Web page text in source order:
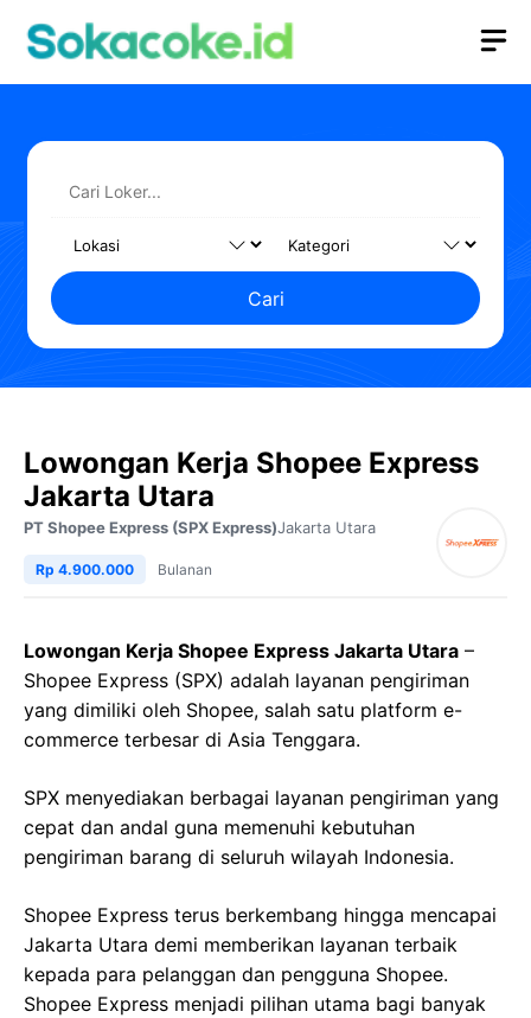
Cari
Lowongan Kerja Shopee Express
Jakarta Utara
PT Shopee Express (SPX Express)Jakarta Utara
Rp 4.900.000 Bulanan
Lowongan Kerja Shopee Express Jakarta Utara –
Shopee Express (SPX) adalah layanan pengiriman
yang dimiliki oleh Shopee, salah satu platform e-
commerce terbesar di Asia Tenggara.
SPX menyediakan berbagai layanan pengiriman yang
cepat dan andal guna memenuhi kebutuhan
pengiriman barang di seluruh wilayah Indonesia.
Shopee Express terus berkembang hingga mencapai
Jakarta Utara demi memberikan layanan terbaik
kepada para pelanggan dan pengguna Shopee.
Shopee Express menjadi pilihan utama bagi banyak